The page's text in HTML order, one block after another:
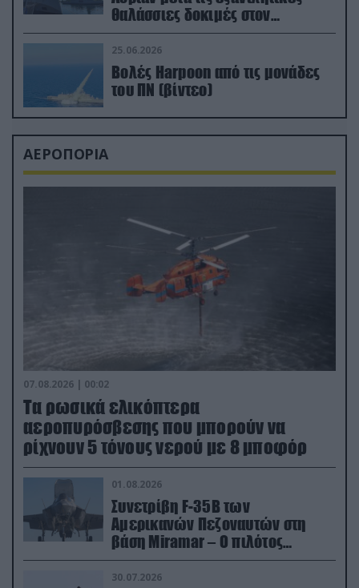
θαλάσσιες δοκιμές στον
απαιτητικό Βισκαϊκό
25.06.2026
Βολές Harpoon από τις μονάδες
του ΠΝ (βίντεο)
ΑΕΡΟΠΟΡΙΑ
07.08.2026 | 00:02
Τα ρωσικά ελικόπτερα
αεροπυρόσβεσης που μπορούν να
ρίχνουν 5 τόνους νερού με 8 μποφόρ
01.08.2026
Συνετρίβη F-35B των
Αμερικανών Πεζοναυτών στη
βάση Miramar – Ο πιλότος
εκτινάχθηκε εγκαίρως
30.07.2026